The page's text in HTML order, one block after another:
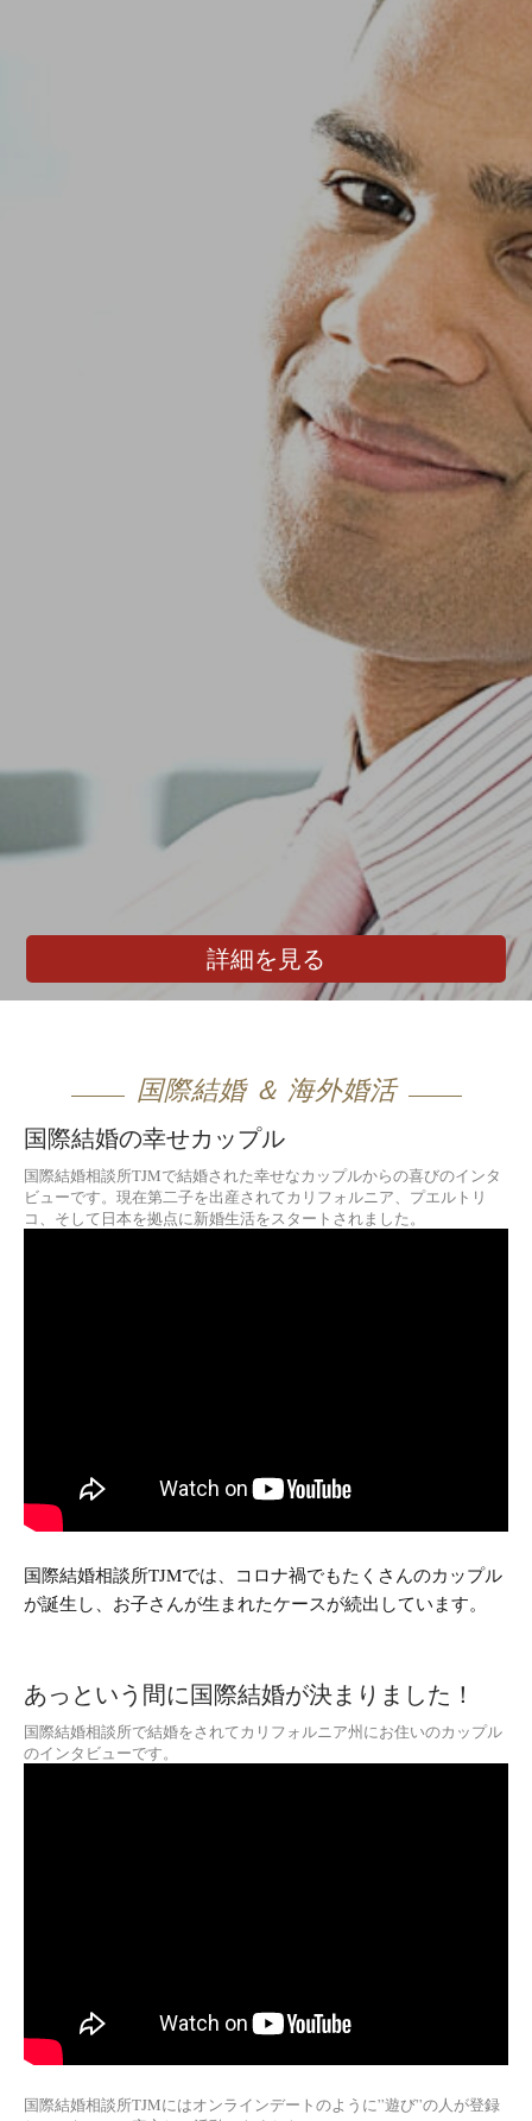
詳細を見る
国際結婚 ＆ 海外婚活
国際結婚の幸せカップル
国際結婚相談所TJMで結婚された幸せなカップルからの喜びのインタ
ビューです。現在第二子を出産されてカリフォルニア、プエルトリ
コ、そして日本を拠点に新婚生活をスタートされました。
国際結婚相談所TJMでは、コロナ禍でもたくさんのカップル
が誕生し、お子さんが生まれたケースが続出しています。
あっという間に国際結婚が決まりました！
国際結婚相談所で結婚をされてカリフォルニア州にお住いのカップル
のインタビューです。
国際結婚相談所TJMにはオンラインデートのように”遊び”の人が登録